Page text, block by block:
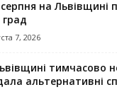
серпня на
7, 2026
тимчасово
альтернативні